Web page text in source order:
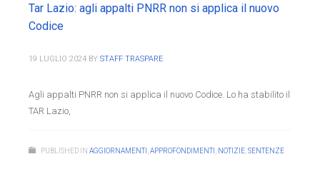
Tar Lazio: agli appalti PNRR non si applica il nuovo
Codice
19 LUGLIO 2024 BY STAFF TRASPARE
Agli appalti PNRR non si applica il nuovo Codice. Lo ha stabilito il
TAR Lazio,
PUBLISHED IN AGGIORNAMENTI APPROFONDIMENTI NOTIZIE SENTENZE